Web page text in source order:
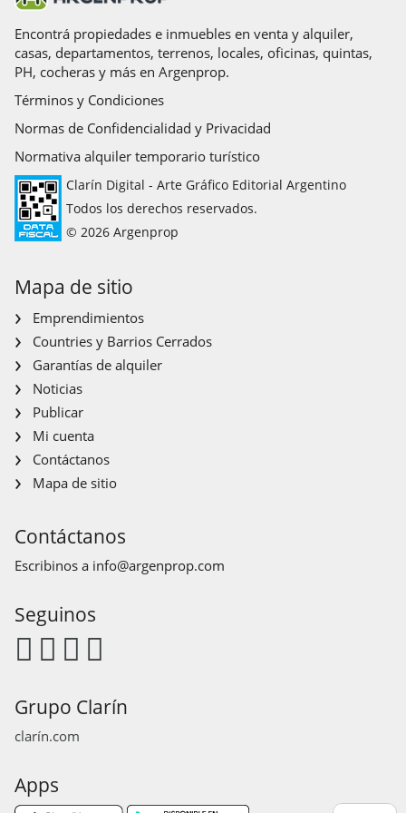
son objeto de intermediación y conclusión por parte del
corredor público inmobiliario colegiado a cargo de la
publicación, cuyos datos se exhiben en la presente. La
presente publicación describe las características esenciales
del inmueble, debiéndose consultar al corredor público
inmobiliario responsable de la operación por la eventual
actualización de las medidas, descripciones arquitectónicas y
funcionales, valores de expensas, servicios, impuestos,
precios y demás información, cuyos valores son aproximados.
Encontrá propiedades e inmuebles en venta y alquiler,
casas, departamentos, terrenos, locales, oficinas, quintas,
PH, cocheras y más en Argenprop.
Términos y Condiciones
Normas de Confidencialidad y Privacidad
Normativa alquiler temporario turístico
Clarín Digital - Arte Gráfico Editorial Argentino
Todos los derechos reservados.
© 2026 Argenprop
Mapa de sitio
Emprendimientos
Countries y Barrios Cerrados
Garantías de alquiler
Noticias
Publicar
Mi cuenta
Contáctanos
Mapa de sitio
Contáctanos
Escribinos a info@argenprop.com
Seguinos
Grupo Clarín
clarín.com
Apps